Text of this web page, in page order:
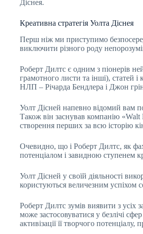
Діснея.
Креативна стратегія Уолта Діснея
Перш ніж ми приступимо
виключити різного роду
Роберт Дилтс є одним з піонерів
грамотного листи та інші), статей
НЛП – Річарда Бендлера і Джон
Уолт Дісней напевно відомий вам
Також він заснував компанію
створення перших за всю історію
Очевидно, що і Роберт Дилтс, як
потенціалом і завидною ступенем
Уолт Дісней у своїй діяльності
користуються величезним успіхом
Роберт Дилтс зумів виявити з усіх
може застосовуватися у безлічі
активізації її творчого